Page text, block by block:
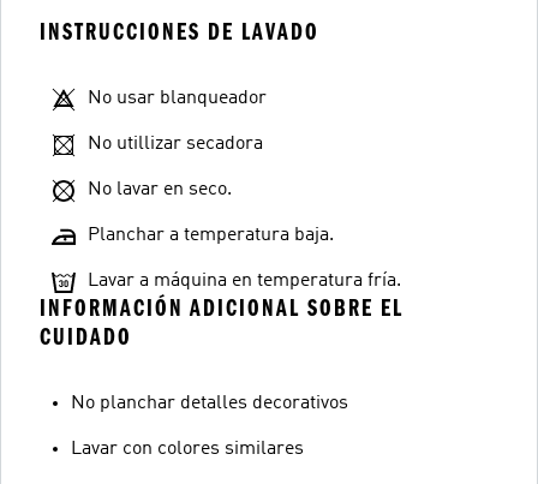
INSTRUCCIONES DE LAVADO
No usar blanqueador
No utillizar secadora
No lavar en seco.
Planchar a temperatura baja.
Lavar a máquina en temperatura fría.
INFORMACIÓN ADICIONAL SOBRE EL
CUIDADO
No planchar detalles decorativos
Lavar con colores similares